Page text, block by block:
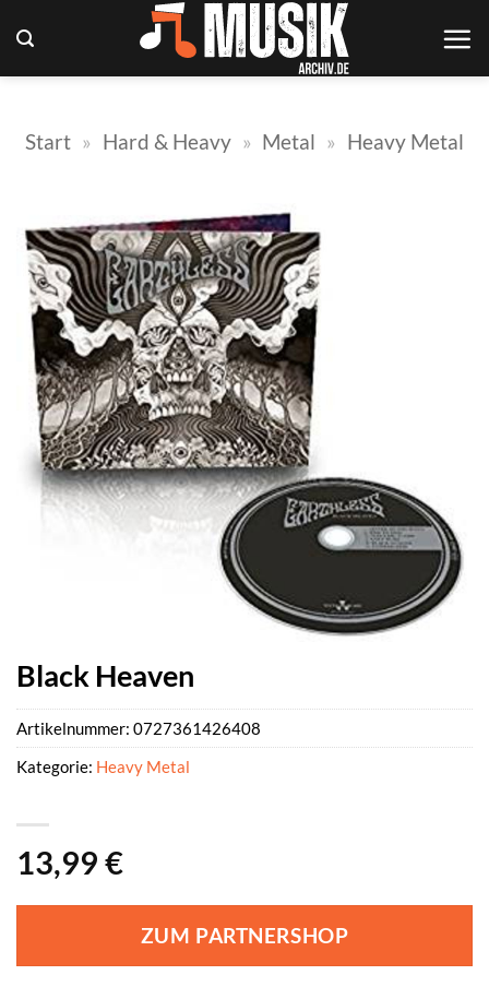
Inhalt
springen
Start » Hard & Heavy » Metal » Heavy Metal
Black Heaven
13,99 €
ZUM PARTNERSHOP
Artikelnummer: 0727361426408
Kategorie: Heavy Metal